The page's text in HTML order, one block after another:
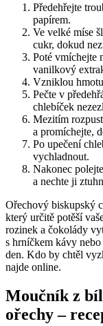
Předehřejte
papírem.
Ve velké míse
cukr, dokud
Poté vmíchejte
vanilkový
Vzniklou
Pečte v
chlebíček
Mezitím
a promíchejte,
Po upečení
vychladnout.
Nakonec
a nechte ji
Ořechový biskupský
který určitě potěší
rozinek a čokolády
s hrníčkem kávy
den. Kdo by chtěl
najde online.
Moučník z
ořechy –